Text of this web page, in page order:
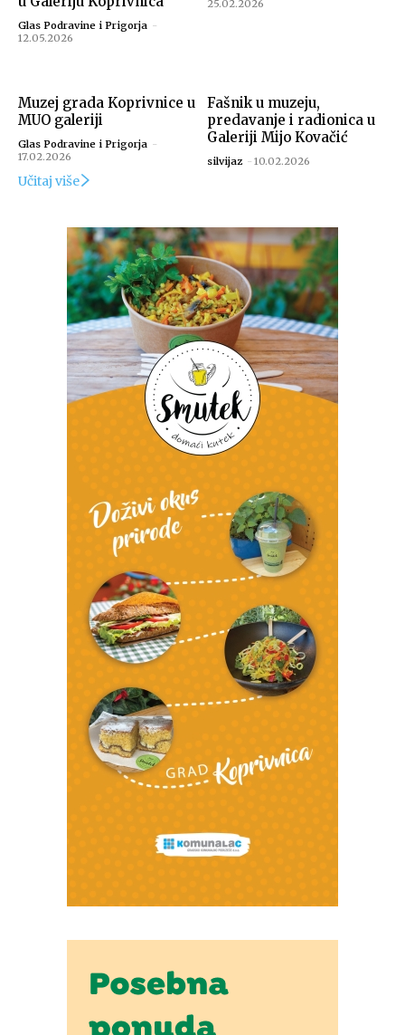
Glas Podravine i Prigorja -
12.05.2026
25.02.2026
Muzej grada Koprivnice u
MUO galeriji
Glas Podravine i Prigorja -
17.02.2026
Fašnik u muzeju,
predavanje i radionica u
Galeriji Mijo Kovačić
silvijaz - 10.02.2026
Učitaj više